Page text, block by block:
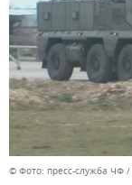
© Фото: пресс-служба ЧФ